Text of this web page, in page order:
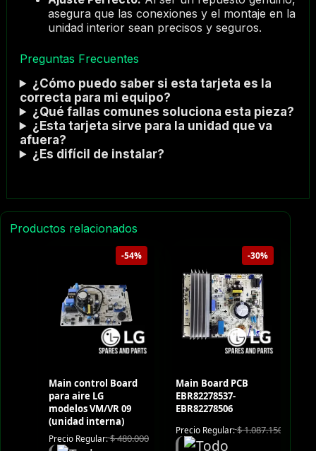
asegura que las conexiones y el montaje en la
unidad interior sean precisos y seguros.
Preguntas Frecuentes
¿Cómo puedo saber si esta tarjeta es la
correcta para mi equipo?
¿Qué fallas comunes soluciona esta pieza?
¿Esta tarjeta sirve para la unidad que va
afuera?
¿Es difícil de instalar?
Productos relacionados
-54%
Main control Board
para aire LG
modelos VM/VR 09
(unidad interna)
Precio Regular:$480.000
-30%
Main Board PCB
EBR82278537-
EBR82278506
Precio Regular:$1.087.150